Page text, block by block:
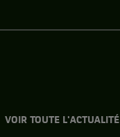
VOIR TOUTE L'ACTUALITÉ